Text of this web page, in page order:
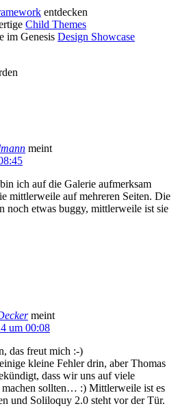
entdecken
Child Themes
im Genesis Design Showcase
meint
ich auf die Galerie aufmerksam
mittlerweile auf mehreren Seiten. Die
noch etwas buggy, mittlerweile ist sie
meint
um 00:08
das freut mich :-)
kleine Fehler drin, aber Thomas
dass wir uns auf viele
machen sollten… :) Mittlerweile ist es
und Soliloquy 2.0 steht vor der Tür.